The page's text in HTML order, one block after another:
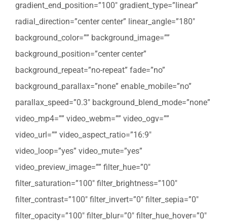
gradient_end_position=”100″ gradient_type=”linear”
radial_direction=”center center” linear_angle=”180″
background_color=”” background_image=””
background_position=”center center”
background_repeat=”no-repeat” fade=”no”
background_parallax=”none” enable_mobile=”no”
parallax_speed=”0.3″ background_blend_mode=”none”
video_mp4=”” video_webm=”” video_ogv=””
video_url=”” video_aspect_ratio=”16:9″
video_loop=”yes” video_mute=”yes”
video_preview_image=”” filter_hue=”0″
filter_saturation=”100″ filter_brightness=”100″
filter_contrast=”100″ filter_invert=”0″ filter_sepia=”0″
filter_opacity=”100″ filter_blur=”0″ filter_hue_hover=”0″